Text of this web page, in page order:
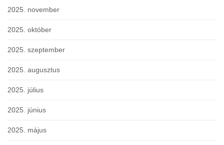
2025. november
2025. október
2025. szeptember
2025. augusztus
2025. július
2025. június
2025. május